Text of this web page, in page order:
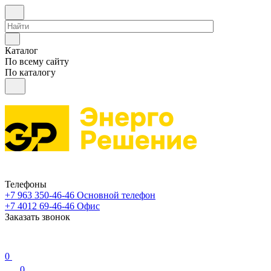
Каталог
По всему сайту
По каталогу
Телефоны
+7 963 350-46-46 Основной телефон
+7 4012 69-46-46 Офис
Заказать звонок
0